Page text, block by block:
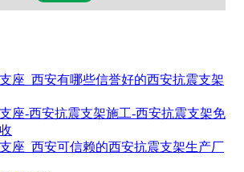
座_西安有哪些信誉好的西安抗震支架
座-西安抗震支架施工-西安抗震支架免
座_西安可信赖的西安抗震支架生产厂